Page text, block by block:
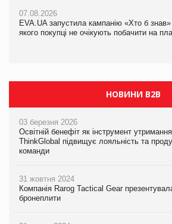
07.08.2026
EVA.UA запустила кампанію «Хто б
якого покупці не очікують побачити на
05.08.2026
Мережа супермаркетів VARUS купує
НОВИНИ B2B
03 березня 2026
Освітній бенефіт як інструмент
ThinkGlobal підвищує лояльність та
команди
31 жовтня 2024
Компанія Rarog Tactical Gear
бронеплити